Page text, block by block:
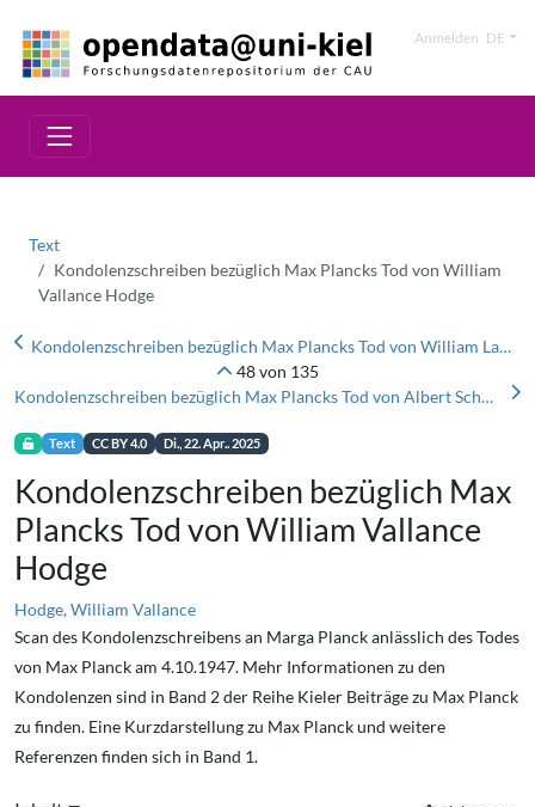
Anmelden DE
Text
Kondolenzschreiben bezüglich Max Plancks Tod von William
Vallance Hodge
Kondolenzschreiben bezüglich Max Plancks Tod von William Lawrence Bragg
48 von 135
Kondolenzschreiben bezüglich Max Plancks Tod von Albert Schweitzer
Text CC BY 4.0 Di., 22. Apr.. 2025
Kondolenzschreiben bezüglich Max
Plancks Tod von William Vallance
Hodge
Hodge, William Vallance
Scan des Kondolenzschreibens an Marga Planck anlässlich des Todes
von Max Planck am 4.10.1947. Mehr Informationen zu den
Kondolenzen sind in Band 2 der Reihe Kieler Beiträge zu Max Planck
zu finden. Eine Kurzdarstellung zu Max Planck und weitere
Referenzen finden sich in Band 1.